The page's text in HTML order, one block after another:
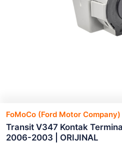
FoMoCo (Ford Motor Company)
Transit V347 Kontak
2006-2003 | ORIJINAL